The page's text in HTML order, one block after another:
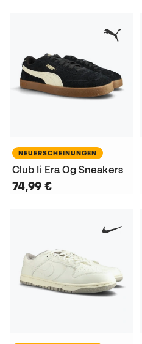
NEUERSCHEINUNGEN
Club Ii Era Og Sneakers
74,99 €